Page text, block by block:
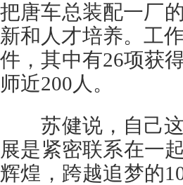
把唐车总装配一厂
新和人才培养。工
件，其中有26项获
师近200人。
苏健说，自己这
展是紧密联系在一
辉煌，跨越追梦的